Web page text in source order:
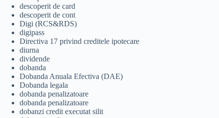
descoperit de card
descoperit de cont
Digi (RCS&RDS)
digipass
Directiva 17 privind creditele ipotecare
diurna
dividende
dobanda
Dobanda Anuala Efectiva (DAE)
Dobanda legala
dobanda penalizatoare
dobanda penalizatoare
dobanzi credit executat silit